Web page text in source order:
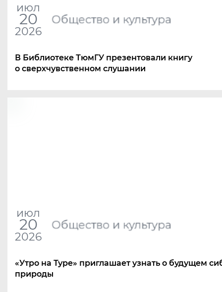
июл
20
2026
Общество и культура
В Библиотеке ТюмГУ презентовали книгу
о сверхчувственном слушании
июл
20
2026
Общество и культура
«Утро на Туре» приглашает узнать о будущем
природы